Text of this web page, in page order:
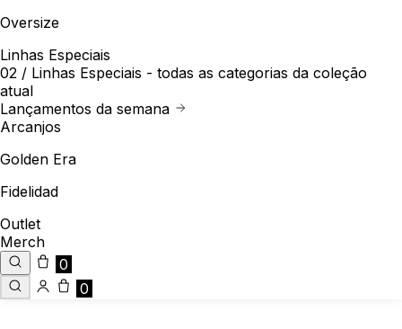
Oversize
Linhas Especiais
02 / Linhas Especiais - todas as categorias da coleção
atual
Lançamentos da semana
Arcanjos
Golden Era
Fidelidad
Outlet
Merch
0
0